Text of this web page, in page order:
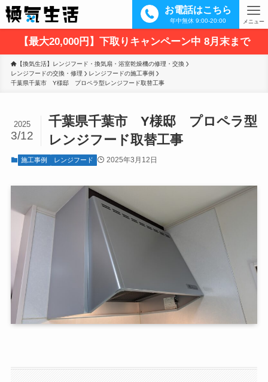
お電話はこちら
年中無休 9:00-20:00 メニュー
【最大20,000円】下取りキャンペーン中 8月末まで
【換気生活】レンジフード・換気扇・浴室乾燥機の修理・交換
レンジフードの交換・修理
レンジフードの施工事例
千葉県千葉市　Y様邸　プロペラ型レンジフード取替工事
千葉県千葉市 Y様邸 プロペラ型
レンジフード取替工事
2025
3/12
施工事例 レンジフード 2025年3月12日